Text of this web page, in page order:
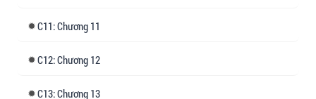
11: Chương 11
12: Chương 12
13: Chương 13